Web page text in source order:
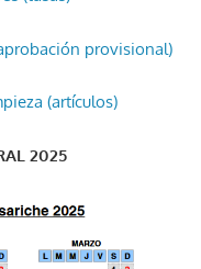
provisional)
(artículos)
2025